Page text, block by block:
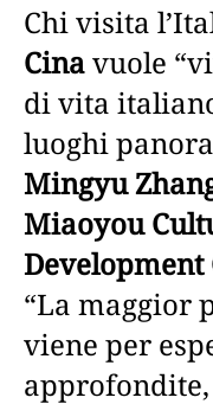
Chi visita
Cinavuole
di vita
luoghi
Mingyu
Miaoyou
Development
“La maggior
viene per